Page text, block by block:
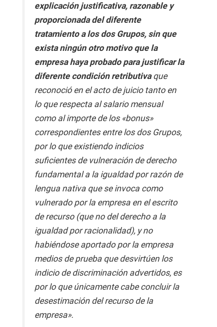
explicación justificativa, razonable y
proporcionada del diferente
tratamiento a los dos Grupos, sin que
exista ningún otro motivo que la
empresa haya probado para justificar la
diferente condición retributivaque
reconoció en el acto de juicio tanto en
lo que respecta al salario mensual
como al importe de los «bonus»
correspondientes entre los dos Grupos,
por lo que existiendo indicios
suficientes de vulneración de derecho
fundamental a la igualdad por razón de
lengua nativa que se invoca como
vulnerado por la empresa en el escrito
de recurso (que no del derecho a la
igualdad por racionalidad), y no
habiéndose aportado por la empresa
medios de prueba que desvirtúen los
indicio de discriminación advertidos, es
por lo que únicamente cabe concluir la
desestimación del recurso de la
empresa».